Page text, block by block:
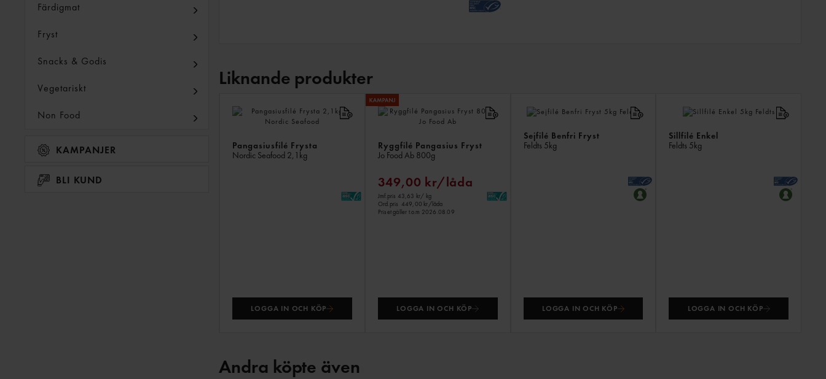
Färdigmat
Fryst
Snacks & Godis
Vegetariskt
Non Food
KAMPANJER
BLI KUND
Liknande produkter
Pangasiusfilé Frysta
Nordic Seafood 2,1kg
LOGGA IN OCH KÖP
Ryggfilé Pangasius Fryst
Jo Food Ab 800g
349,00 kr/låda
Jmf.pris 43,63 kr/ kg
Ord.pris 449,00 kr/låda
Priset gäller t.o.m 2026.08.09
LOGGA IN OCH KÖP
Sejfilé Benfri Fryst
Feldts 5kg
LOGGA IN OCH KÖP
Sillfilé Enkel
Feldts 5kg
LOGGA IN OCH KÖP
Andra köpte även